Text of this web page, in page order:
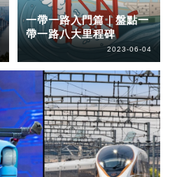
一帶一路入門篇｜盤點一
帶一路八大里程碑
2023-06-04